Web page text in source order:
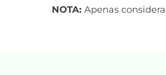
NOTA: Apenas